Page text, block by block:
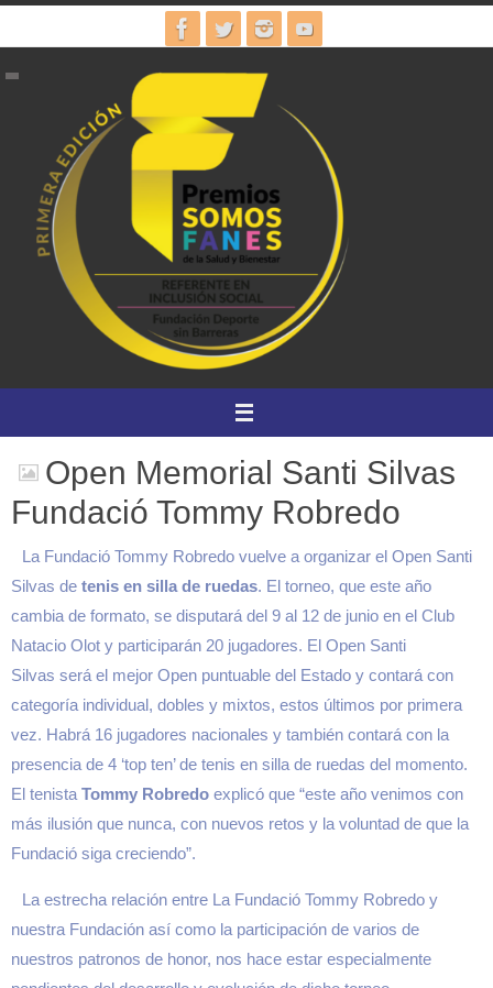
al
contenido
Open Memorial Santi Silvas
Fundació Tommy Robredo
La Fundació Tommy Robredo vuelve a organizar el Open Santi
Silvas de tenis en silla de ruedas. El torneo, que este año
cambia de formato, se disputará del 9 al 12 de junio en el Club
Natacio Olot y participarán 20 jugadores. El Open Santi
Silvas será el mejor Open puntuable del Estado y contará con
categoría individual, dobles y mixtos, estos últimos por primera
vez. Habrá 16 jugadores nacionales y también contará con la
presencia de 4 ‘top ten’ de tenis en silla de ruedas del momento.
El tenista Tommy Robredo explicó que “este año venimos con
más ilusión que nunca, con nuevos retos y la voluntad de que la
Fundació siga creciendo”.
La estrecha relación entre La Fundació Tommy Robredo y
nuestra Fundación así como la participación de varios de
nuestros patronos de honor, nos hace estar especialmente